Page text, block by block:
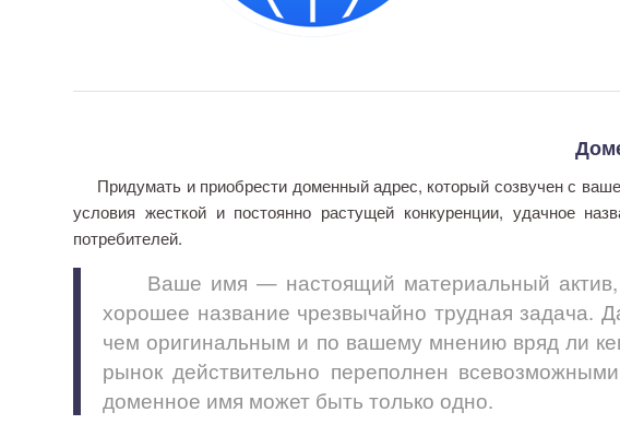
Придумать и приобрести доменный адрес, который созвучен с
условия жесткой и постоянно растущей конкуренции, удачное
потребителей.
Ваше имя — настоящий материальный актив,
хорошее название чрезвычайно трудная задача.
чем оригинальным и по вашему мнению вряд ли
рынок действительно переполнен
доменное имя может быть только одно.